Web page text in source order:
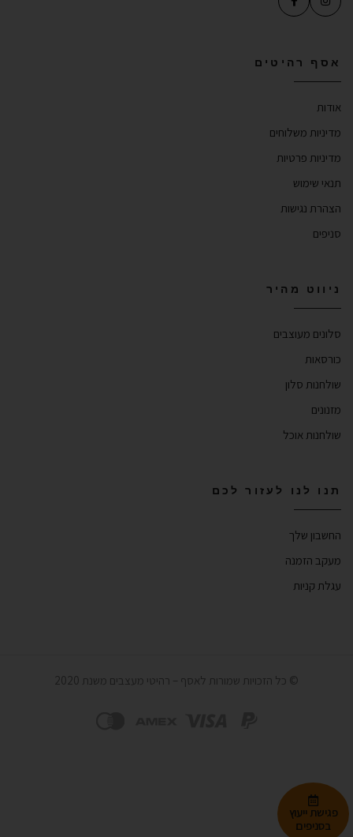
אסף רהיטים
אודות
מדיניות משלוחים
מדיניות פרטיות
תנאי שימוש
הצהרת נגישות
סניפים
ניווט מהיר
סלונים מעוצבים
כורסאות
שולחנות סלון
מזנונים
שולחנות אוכל
תנו לנו לעזור לכם
החשבון שלך
מעקב הזמנה
עגלת קניות
© כל הזכויות שמורות לאסף – רהיטי מעצבים משנת 2020
פגישת ייעוץ
בסניפים